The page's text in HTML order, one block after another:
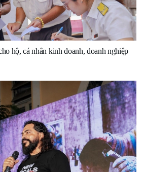
hộ, cá nhân kinh doanh, doanh nghiệp